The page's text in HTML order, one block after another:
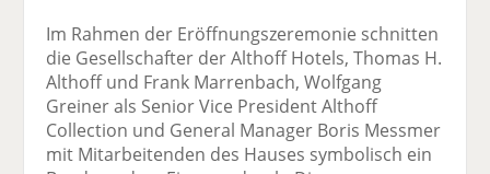
Im Rahmen der Eröffnungszeremonie schnitten
die Gesellschafter der Althoff Hotels, Thomas H.
Althoff und Frank Marrenbach, Wolfgang
Greiner als Senior Vice President Althoff
Collection und General Manager Boris Messmer
mit Mitarbeitenden des Hauses symbolisch ein